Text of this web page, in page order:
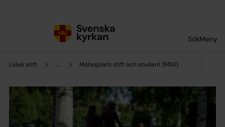
SökMeny
Luleå stift ... Mötesplats stift och student (MSS)